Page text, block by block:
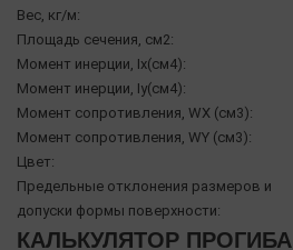
Вес, кг/м:
Площадь сечения, см2:
Момент инерции, Ix(см4):
Момент инерции, Iy(см4):
Момент сопротивления, WX (см3):
Момент сопротивления, WY (см3):
Цвет:
Предельные отклонения размеров и
допуски формы поверхности:
КАЛЬКУЛЯТОР